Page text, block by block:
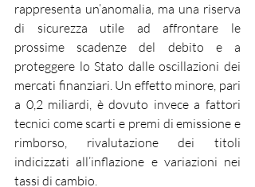
rappresenta un’anomalia, ma una riserva
di sicurezza utile ad affrontare le
prossime scadenze del debito e a
proteggere lo Stato dalle oscillazioni dei
mercati finanziari. Un effetto minore, pari
a 0,2 miliardi, è dovuto invece a fattori
tecnici come scarti e premi di emissione e
rimborso, rivalutazione dei titoli
indicizzati all’inflazione e variazioni nei
tassi di cambio.